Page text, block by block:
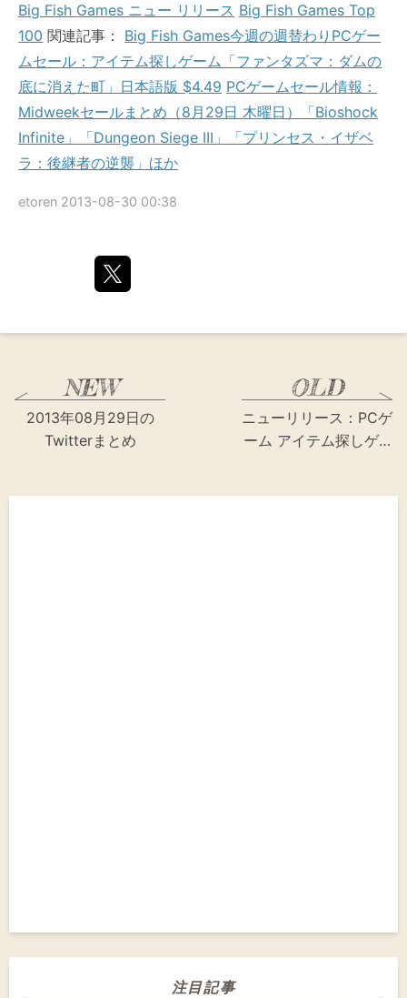
Big Fish Games ニュー リリース Big Fish Games Top
100 関連記事： Big Fish Games今週の週替わりPCゲー
ムセール：アイテム探しゲーム「ファンタズマ：ダムの
底に消えた町」日本語版 $4.49 PCゲームセール情報：
Midweekセールまとめ（8月29日 木曜日）「Bioshock
Infinite」「Dungeon Siege III」「プリンセス・イザベ
ラ：後継者の逆襲」ほか
etoren 2013-08-30 00:38
2013年08月29日の
Twitterまとめ
ニューリリース：PCゲ
ーム アイテム探しゲ…
注目記事